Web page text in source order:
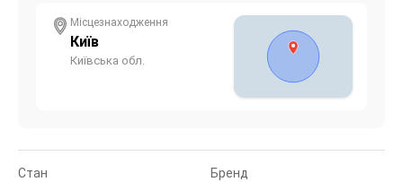
Місцезнаходження
Київ
Київська обл.
Стан Бренд